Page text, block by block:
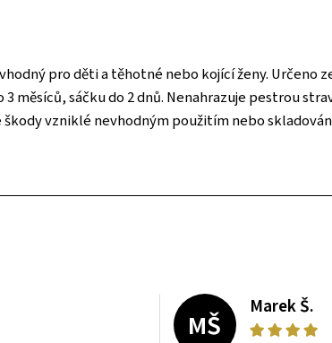
pro děti a těhotné nebo kojící ženy. Určeno
měsíců, sáčku do 2 dnů. Nenahrazuje pestrou
vzniklé nevhodným použitím nebo
MŠ
Marek Š.